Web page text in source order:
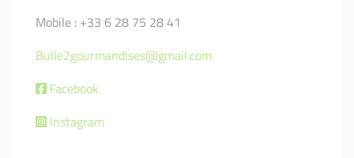
Mobile : +33 6 28 75 28 41
Bulle2gourmandises@gmail.com
Facebook
Instagram